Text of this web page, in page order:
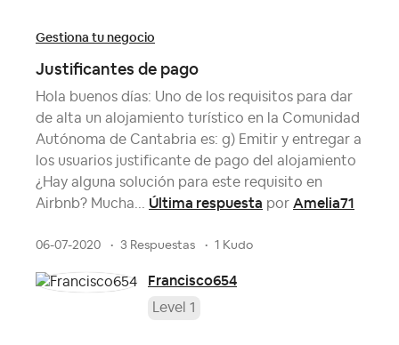
Gestiona tu negocio
Justificantes de pago
Hola buenos días: Uno de los requisitos para dar
de alta un alojamiento turístico en la Comunidad
Autónoma de Cantabria es: g) Emitir y entregar a
los usuarios justificante de pago del alojamiento
¿Hay alguna solución para este requisito en
Airbnb? Mucha... Última respuesta por Amelia71
06-07-2020 3 Respuestas 1 Kudo
Francisco654
Level 1